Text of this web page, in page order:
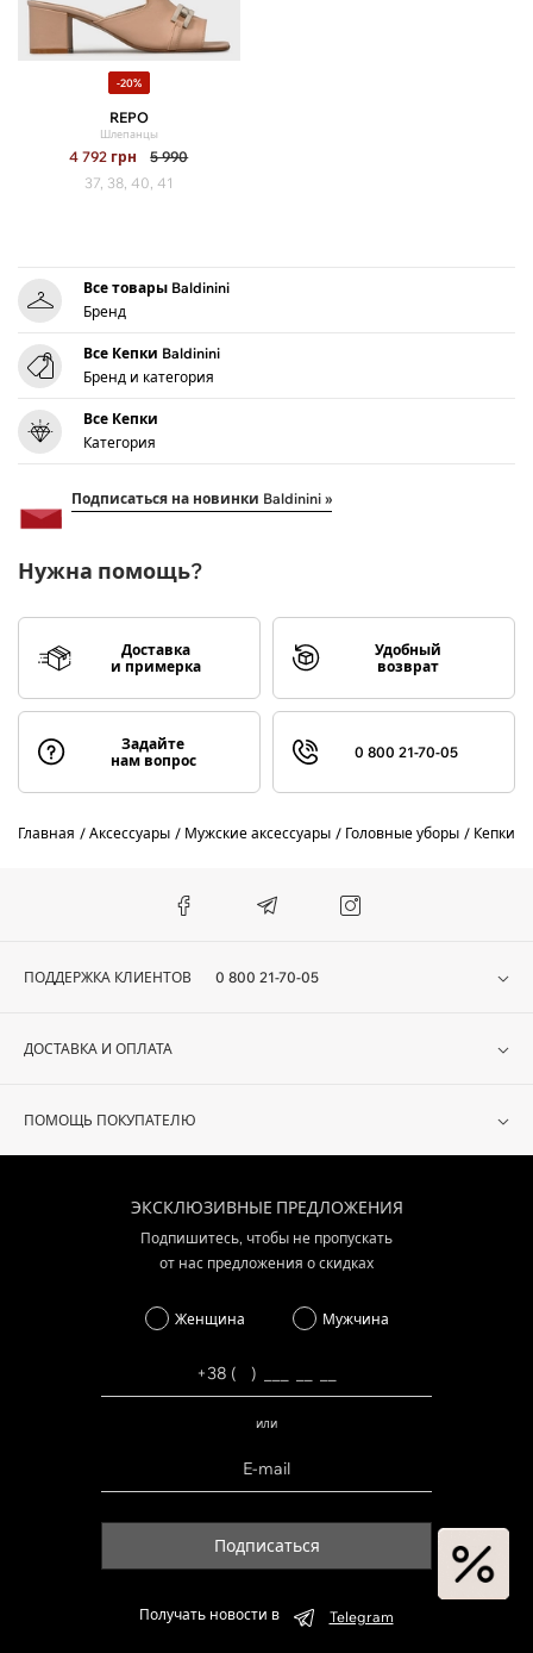
-20%
REPO
Шлепанцы
4 792 грн
5 990
37, 38, 40, 41
Все товары Baldinini
Бренд
Все Кепки Baldinini
Бренд и категория
Все Кепки
Категория
Подписаться на новинки Baldinini »
Нужна помощь?
Доставка
и примерка
Удобный
возврат
Задайте
нам вопрос
0 800 21-70-05
Главная Аксессуары Мужские аксессуары Головные уборы Кепки
ПОДДЕРЖКА КЛИЕНТОВ 0 800 21-70-05
ДОСТАВКА И ОПЛАТА
ПОМОЩЬ ПОКУПАТЕЛЮ
ЭКСКЛЮЗИВНЫЕ ПРЕДЛОЖЕНИЯ
Подпишитесь, чтобы не пропускать
от нас предложения о скидках
Женщина Мужчина
или
Подписаться
Получать новости в Telegram